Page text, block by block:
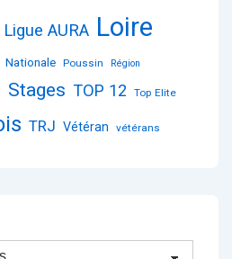
Ligue AURA Loire
Nationale Poussin Région
Stages TOP 12 Top Elite
TRJ Vétéran vétérans